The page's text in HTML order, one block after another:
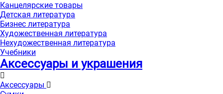
Канцелярские товары
Детская литература
Бизнес литература
Художественная литература
Нехудожественная литература
Учебники
Аксессуары и украшения
Аксессуары